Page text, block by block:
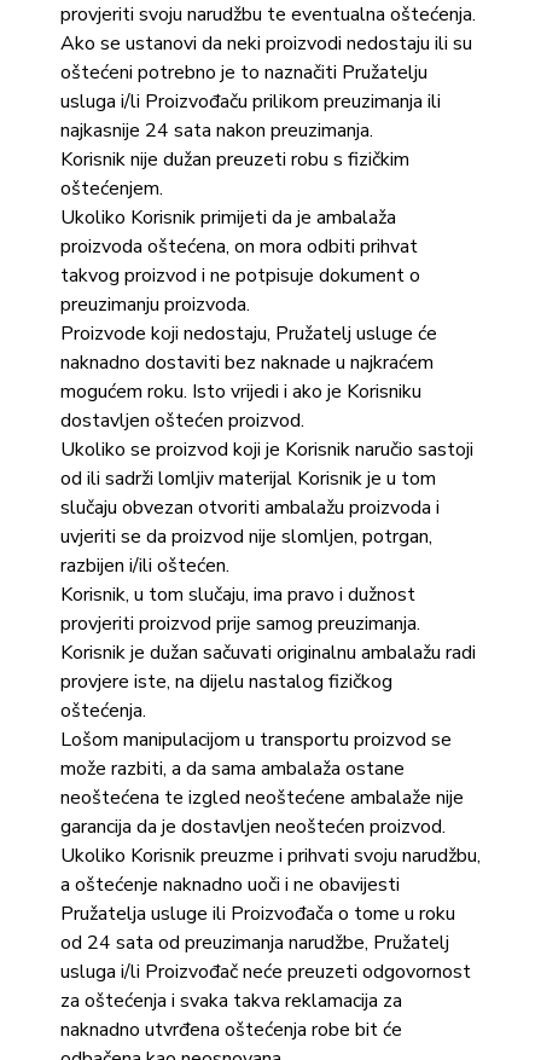
provjeriti svoju narudžbu te eventualna oštećenja.
Ako se ustanovi da neki proizvodi nedostaju ili su
oštećeni potrebno je to naznačiti Pružatelju
usluga i/li Proizvođaču prilikom preuzimanja ili
najkasnije 24 sata nakon preuzimanja.
Korisnik nije dužan preuzeti robu s fizičkim
oštećenjem.
Ukoliko Korisnik primijeti da je ambalaža
proizvoda oštećena, on mora odbiti prihvat
takvog proizvod i ne potpisuje dokument o
preuzimanju proizvoda.
Proizvode koji nedostaju, Pružatelj usluge će
naknadno dostaviti bez naknade u najkraćem
mogućem roku. Isto vrijedi i ako je Korisniku
dostavljen oštećen proizvod.
Ukoliko se proizvod koji je Korisnik naručio sastoji
od ili sadrži lomljiv materijal Korisnik je u tom
slučaju obvezan otvoriti ambalažu proizvoda i
uvjeriti se da proizvod nije slomljen, potrgan,
razbijen i/ili oštećen.
Korisnik, u tom slučaju, ima pravo i dužnost
provjeriti proizvod prije samog preuzimanja.
Korisnik je dužan sačuvati originalnu ambalažu radi
provjere iste, na dijelu nastalog fizičkog
oštećenja.
Lošom manipulacijom u transportu proizvod se
može razbiti, a da sama ambalaža ostane
neoštećena te izgled neoštećene ambalaže nije
garancija da je dostavljen neoštećen proizvod.
Ukoliko Korisnik preuzme i prihvati svoju narudžbu,
a oštećenje naknadno uoči i ne obavijesti
Pružatelja usluge ili Proizvođača o tome u roku
od 24 sata od preuzimanja narudžbe, Pružatelj
usluga i/li Proizvođač neće preuzeti odgovornost
za oštećenja i svaka takva reklamacija za
naknadno utvrđena oštećenja robe bit će